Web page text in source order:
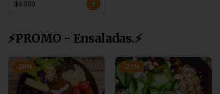
$9.900
⚡PROMO - Ensaladas.⚡
-20% -20%